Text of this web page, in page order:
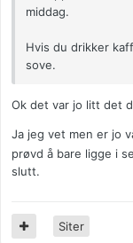
middag.
Hvis du drikker
sove.
Ok det var jo litt det
Ja jeg vet men er jo
prøvd å bare ligge i
slutt.
Siter